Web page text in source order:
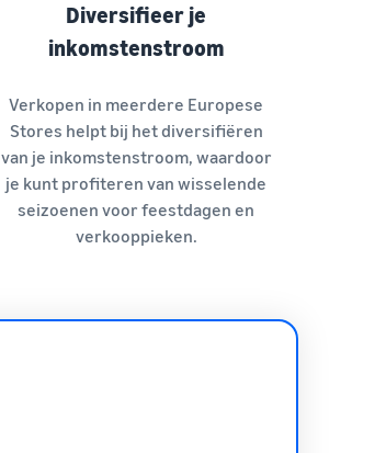
Diversifieer je
inkomstenstroom
Verkopen in meerdere Europese
Stores helpt bij het diversifiëren
van je inkomstenstroom, waardoor
je kunt profiteren van wisselende
seizoenen voor feestdagen en
verkooppieken.